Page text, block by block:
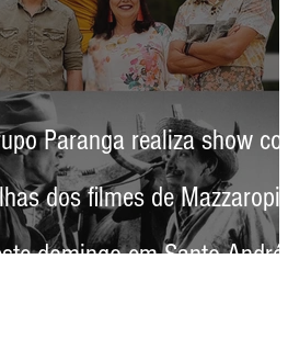
Paranga realiza show com
dos filmes de Mazzaropi
domingo em Santo André